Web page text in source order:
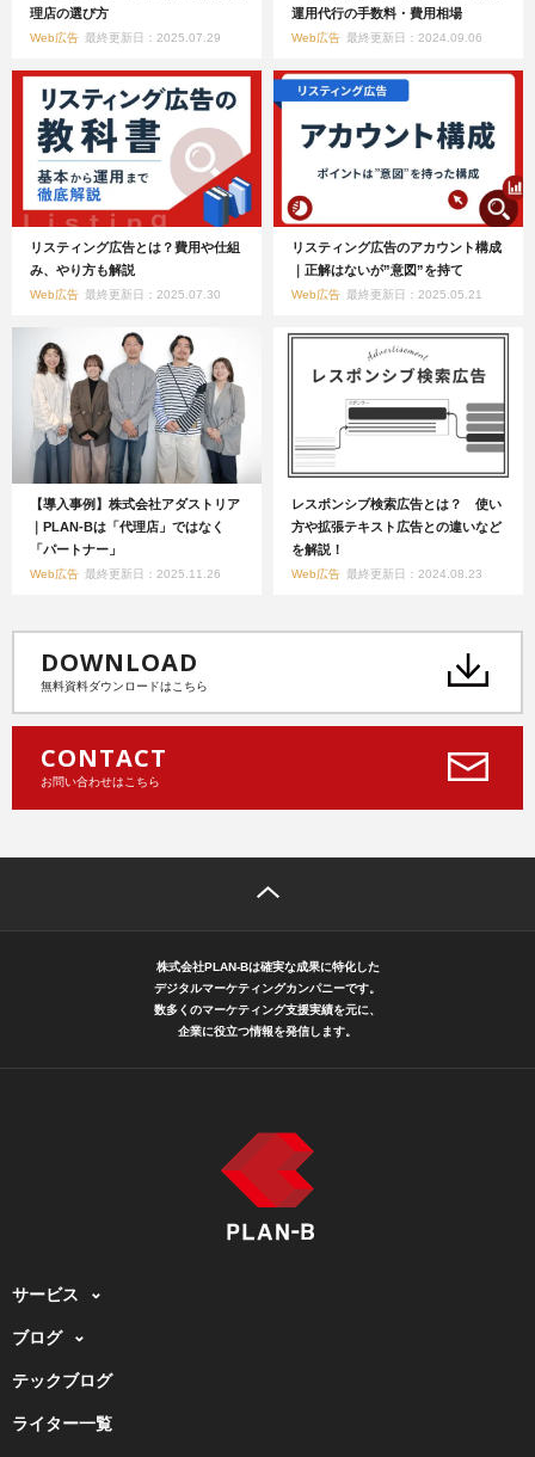
理店の選び方
Web広告 最終更新日：2025.07.29
運用代行の手数料・費用相場
Web広告 最終更新日：2024.09.06
リスティング広告とは？費用や仕組
み、やり方も解説
Web広告 最終更新日：2025.07.30
リスティング広告のアカウント構成
｜正解はないが”意図”を持て
Web広告 最終更新日：2025.05.21
【導入事例】株式会社アダストリア
｜PLAN-Bは「代理店」ではなく
「パートナー」
Web広告 最終更新日：2025.11.26
レスポンシブ検索広告とは？ 使い
方や拡張テキスト広告との違いなど
を解説！
Web広告 最終更新日：2024.08.23
DOWNLOAD
無料資料ダウンロードはこちら
CONTACT
お問い合わせはこちら
株式会社PLAN-Bは確実な成果に特化した
デジタルマーケティングカンパニーです。
数多くのマーケティング支援実績を元に、
企業に役立つ情報を発信します。
サービス
ブログ
テックブログ
ライター一覧